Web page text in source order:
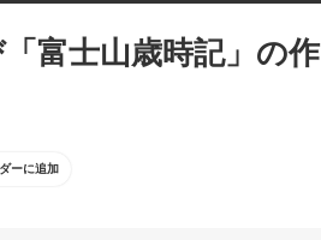
「富士山歳時記」の作
ーに追加